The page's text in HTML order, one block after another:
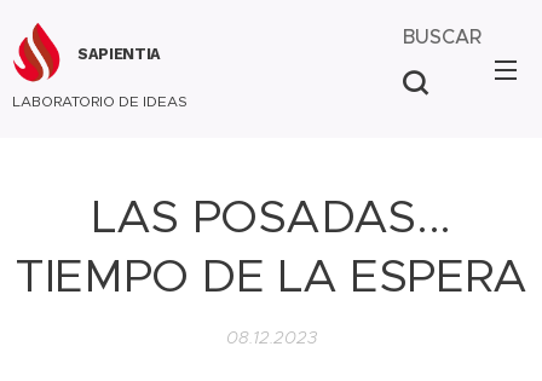
SAPIENTIA
LABORATORIO DE IDEAS
BUSCAR
LAS POSADAS...
TIEMPO DE LA ESPERA
08.12.2023